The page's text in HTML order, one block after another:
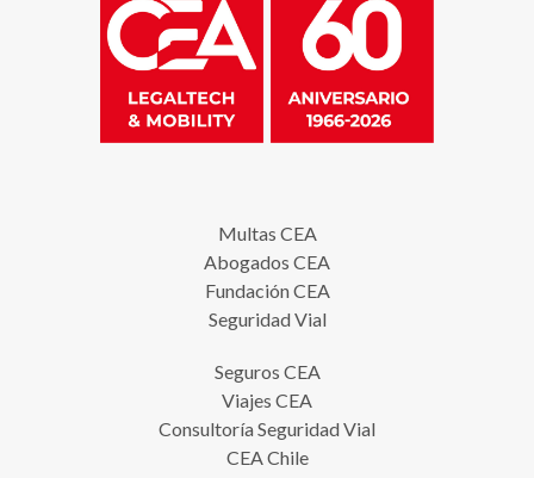
Multas CEA
Abogados CEA
Fundación CEA
Seguridad Vial
Seguros CEA
Viajes CEA
Consultoría Seguridad Vial
CEA Chile